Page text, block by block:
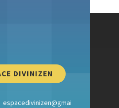
DIVINIZEN
espacedivinizen@gmai